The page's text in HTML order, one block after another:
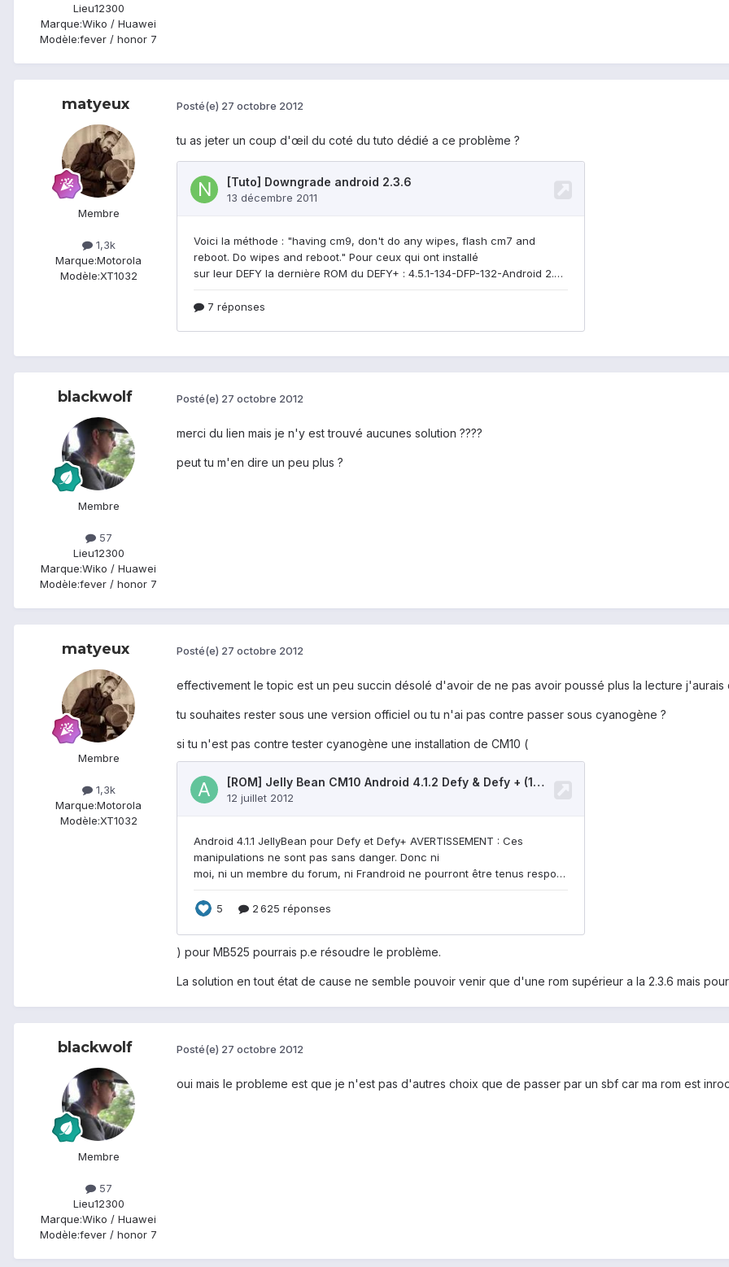
Lieu12300
Marque:Wiko / Huawei
Modèle:fever / honor 7
matyeux
Membre
1,3k
Marque:Motorola
Modèle:XT1032
Posté(e) 27 octobre 2012
tu as jeter un coup d'œil du coté du tuto dédié a ce problème ?
blackwolf
Membre
57
Lieu12300
Marque:Wiko / Huawei
Modèle:fever / honor 7
Posté(e) 27 octobre 2012
merci du lien mais je n'y est trouvé aucunes solution ????
peut tu m'en dire un peu plus ?
matyeux
Membre
1,3k
Marque:Motorola
Modèle:XT1032
Posté(e) 27 octobre 2012
effectivement le topic est un peu succin désolé d'avoir de ne pas avoir poussé plus la lecture
tu souhaites rester sous une version officiel ou tu n'ai pas contre passer sous cyanogène ?
si tu n'est pas contre tester cyanogène une installation de CM10 (
) pour MB525 pourrais p.e résoudre le problème.
La solution en tout état de cause ne semble pouvoir venir que d'une rom supérieur a la 2.3.6 mais
blackwolf
Membre
57
Lieu12300
Marque:Wiko / Huawei
Modèle:fever / honor 7
Posté(e) 27 octobre 2012
oui mais le probleme est que je n'est pas d'autres choix que de passer par un sbf car ma rom est